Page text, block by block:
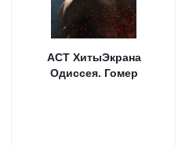
АСТ ХитыЭкрана
Одиссея. Гомер